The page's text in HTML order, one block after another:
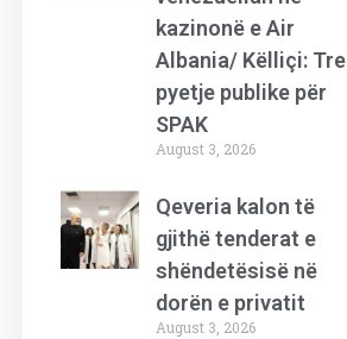
kazinonë e Air
Albania/ Këlliçi: Tre
pyetje publike për
SPAK
August 3, 2026
Qeveria kalon të
gjithë tenderat e
shëndetësisë në
dorën e privatit
August 3, 2026